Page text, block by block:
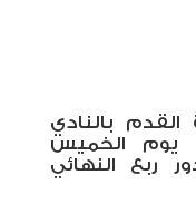
القدم بالنادي
يوم الخميس
ربع النهائي